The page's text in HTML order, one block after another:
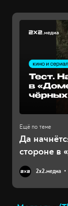
Да
стороне в
2х2.медиа